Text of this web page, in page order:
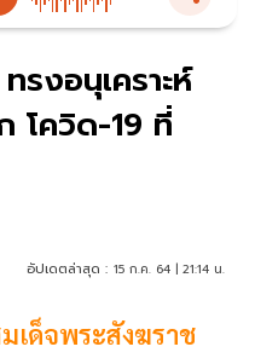
รงอนุเคราะห์
โควิด-19 ที่
อัปเดตล่าสุด : 15 ก.ค. 64 | 21:14 น.
เด็จพระสังฆราช